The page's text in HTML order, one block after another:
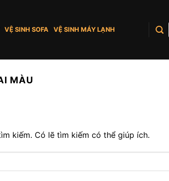
VỆ SINH SOFA VỆ SINH MÁY LẠNH
MÀU
kiếm. Có lẽ tìm kiếm có thể giúp ích.